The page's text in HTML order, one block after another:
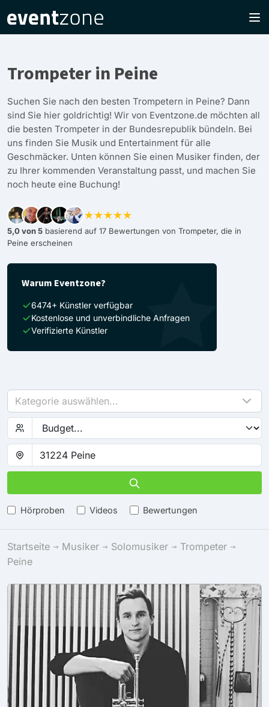
Trompeter in Peine
Suchen Sie nach den besten Trompetern in Peine? Dann
sind Sie hier goldrichtig! Wir von Eventzone.de möchten all
die besten Trompeter in der Bundesrepublik bündeln. Bei
uns finden Sie Musik und Entertainment für alle
Geschmäcker. Unten können Sie einen Musiker finden, der
zu Ihrer kommenden Veranstaltung passt, und machen Sie
noch heute eine Buchung!
★★★★★
5,0 von 5 basierend auf 17 Bewertungen von Trompeter, die in
Peine erscheinen
Warum Eventzone?
6474+ Künstler verfügbar
Kostenlose und unverbindliche Anfragen
Verifizierte Künstler
Kategorie auswählen...
Hörproben Videos Bewertungen
Startseite Musiker Solomusiker
Trompeter
Peine